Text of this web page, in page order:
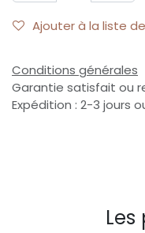
Ajouter à la liste
Conditions générales
Garantie satisfait ou
Expédition : 2-3 jours